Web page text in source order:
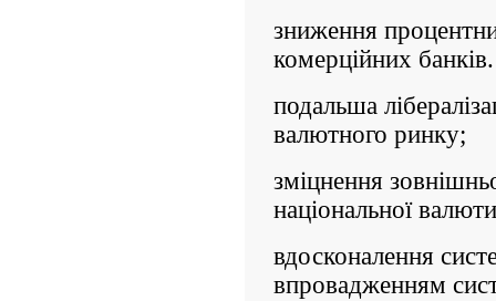
зниження
комерційних
подальша
валютного ринку;
зміцнення
національної
вдосконалення
впровадженням